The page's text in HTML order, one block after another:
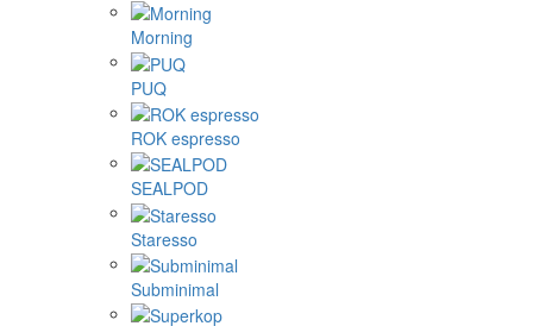
Morning
PUQ
ROK espresso
SEALPOD
Staresso
Subminimal